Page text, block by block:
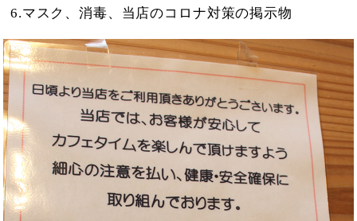
6.マスク、消毒、当店のコロナ対策の掲示物